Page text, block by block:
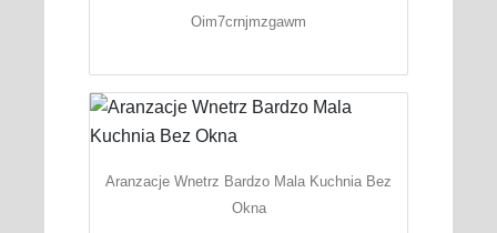
Oim7crnjmzgawm
Aranzacje Wnetrz Bardzo Mala Kuchnia Bez
Okna